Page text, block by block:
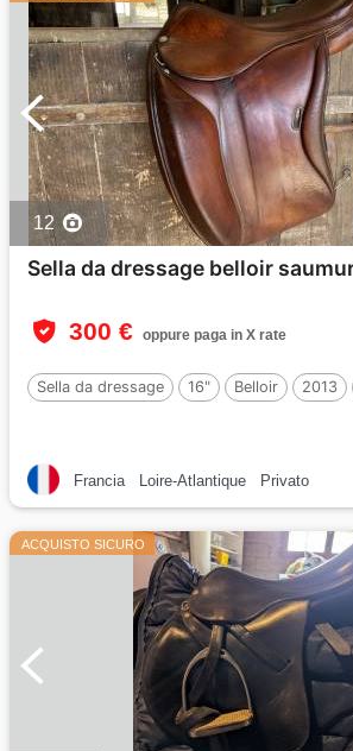
12
Sella da dressage belloir
300 € oppure paga in X rate
Sella da dressage 16" Belloir 2013
Francia Loire-Atlantique Privato
ACQUISTO SICURO